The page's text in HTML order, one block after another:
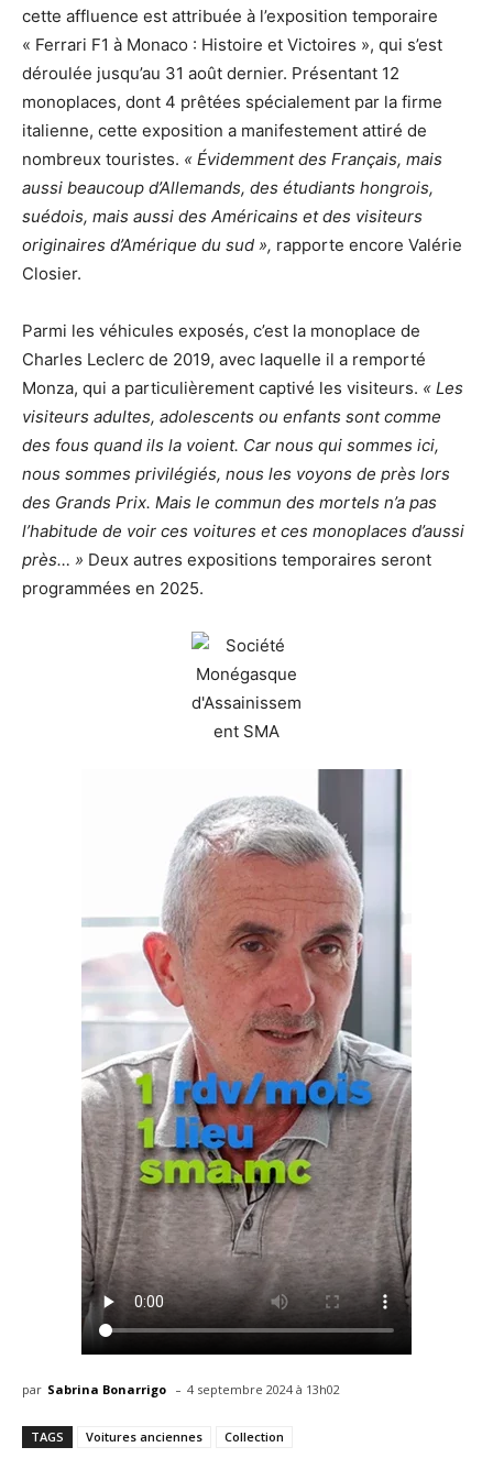
cette affluence est attribuée à l’exposition temporaire
« Ferrari F1 à Monaco : Histoire et Victoires », qui s’est
déroulée jusqu’au 31 août dernier. Présentant 12
monoplaces, dont 4 prêtées spécialement par la firme
italienne, cette exposition a manifestement attiré de
nombreux touristes. « Évidemment des Français, mais
aussi beaucoup d’Allemands, des étudiants hongrois,
suédois, mais aussi des Américains et des visiteurs
originaires d’Amérique du sud », rapporte encore Valérie
Closier.
Parmi les véhicules exposés, c’est la monoplace de
Charles Leclerc de 2019, avec laquelle il a remporté
Monza, qui a particulièrement captivé les visiteurs. « Les
visiteurs adultes, adolescents ou enfants sont comme
des fous quand ils la voient. Car nous qui sommes ici,
nous sommes privilégiés, nous les voyons de près lors
des Grands Prix. Mais le commun des mortels n’a pas
l’habitude de voir ces voitures et ces monoplaces d’aussi
près… » Deux autres expositions temporaires seront
programmées en 2025.
par Sabrina Bonarrigo - 4 septembre 2024 à 13h02
TAGS Voitures anciennes Collection